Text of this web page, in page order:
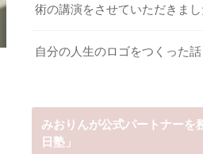
術の講演をさせていただきまし
自分の人生のロゴをつくった話
みおりんが公式パートナーを
日塾」